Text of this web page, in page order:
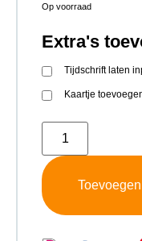
Op voorraad
Extra's
Tijdschrift laten
Kaartje